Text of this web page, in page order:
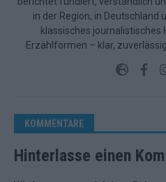
in der Region, in Deutschland
klassisches
Erzählformen – klar,
KOMMENTARE
Hinterlasse einen